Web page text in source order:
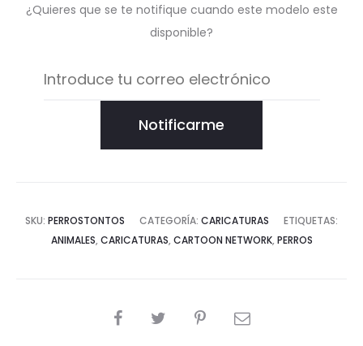
¿Quieres que se te notifique cuando este modelo este
disponible?
Notificarme
SKU: PERROSTONTOS CATEGORÍA: CARICATURAS
ETIQUETAS:
ANIMALES, CARICATURAS, CARTOON NETWORK, PERROS
COMPARTIR